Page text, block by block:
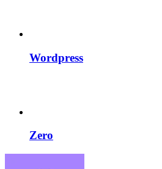
Wordpress
Zero